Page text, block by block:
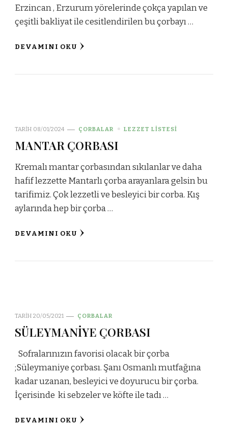
Erzincan , Erzurum yörelerinde çokça yapılan ve
çeşitli bakliyat ile cesitlendirilen bu çorbayı …
DEVAMINI OKU
TARIH 08/01/2024 ÇORBALAR LEZZET LİSTESİ
MANTAR ÇORBASI
Kremalı mantar çorbasından sıkılanlar ve daha
hafif lezzette Mantarlı çorba arayanlara gelsin bu
tarifimiz. Çok lezzetli ve besleyici bir corba. Kış
aylarında hep bir çorba …
DEVAMINI OKU
TARIH 20/05/2021 ÇORBALAR
SÜLEYMANİYE ÇORBASI
Sofralarınızın favorisi olacak bir çorba
;Süleymaniye çorbası. Şanı Osmanlı mutfağına
kadar uzanan, besleyici ve doyurucu bir çorba.
İçerisinde ki sebzeler ve köfte ile tadı …
DEVAMINI OKU